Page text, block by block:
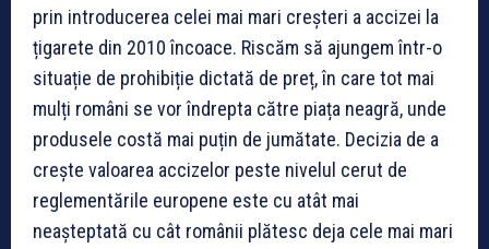
prin introducerea celei mai mari creșteri a accizei la
țigarete din 2010 încoace. Riscăm să ajungem într-o
situație de prohibiție dictată de preț, în care tot mai
mulți români se vor îndrepta către piața neagră, unde
produsele costă mai puțin de jumătate. Decizia de a
crește valoarea accizelor peste nivelul cerut de
reglementările europene este cu atât mai
neașteptată cu cât românii plătesc deja cele mai mari